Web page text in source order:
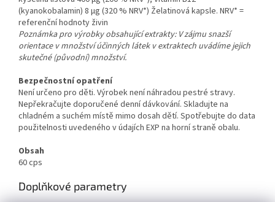
(kyanokobalamin) 8 μg (320 % NRV*) Želatinová kapsle. NRV* =
referenční hodnoty živin
Poznámka pro výrobky obsahující extrakty: V zájmu snazší
orientace v množství účinných látek v extraktech uvádíme jejich
skutečné (původní) množství.
Bezpečnostní opatření
Není určeno pro děti. Výrobek není náhradou pestré stravy.
Nepřekračujte doporučené denní dávkování. Skladujte na
chladném a suchém místě mimo dosah dětí. Spotřebujte do data
použitelnosti uvedeného v údajích EXP na horní straně obalu.
Obsah
60 cps
Doplňkové parametry